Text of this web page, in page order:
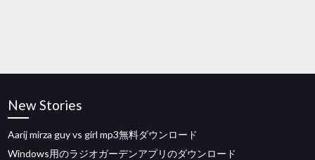
New Stories
Aarij mirza guy vs girl mp3無料ダウンロード
Windows用のラジオガーデンアプリのダウンロード